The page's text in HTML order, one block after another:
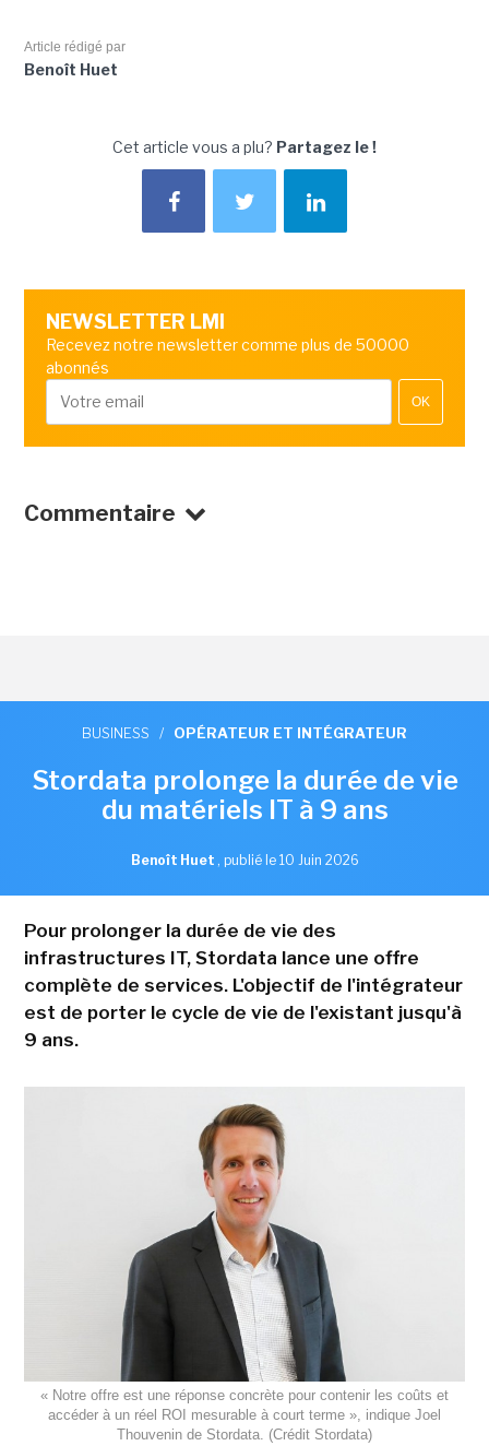
Article rédigé par
Benoît Huet
Cet article vous a plu? Partagez le !
NEWSLETTER LMI
Recevez notre newsletter comme plus de 50000
abonnés
OK
Commentaire
BUSINESS / OPÉRATEUR ET INTÉGRATEUR
Stordata prolonge la durée de vie
du matériels IT à 9 ans
Benoît Huet , publié le 10 Juin 2026
Pour prolonger la durée de vie des
infrastructures IT, Stordata lance une offre
complète de services. L'objectif de l'intégrateur
est de porter le cycle de vie de l'existant jusqu'à
9 ans.
« Notre offre est une réponse concrète pour contenir les coûts et
accéder à un réel ROI mesurable à court terme », indique Joel
Thouvenin de Stordata. (Crédit Stordata)